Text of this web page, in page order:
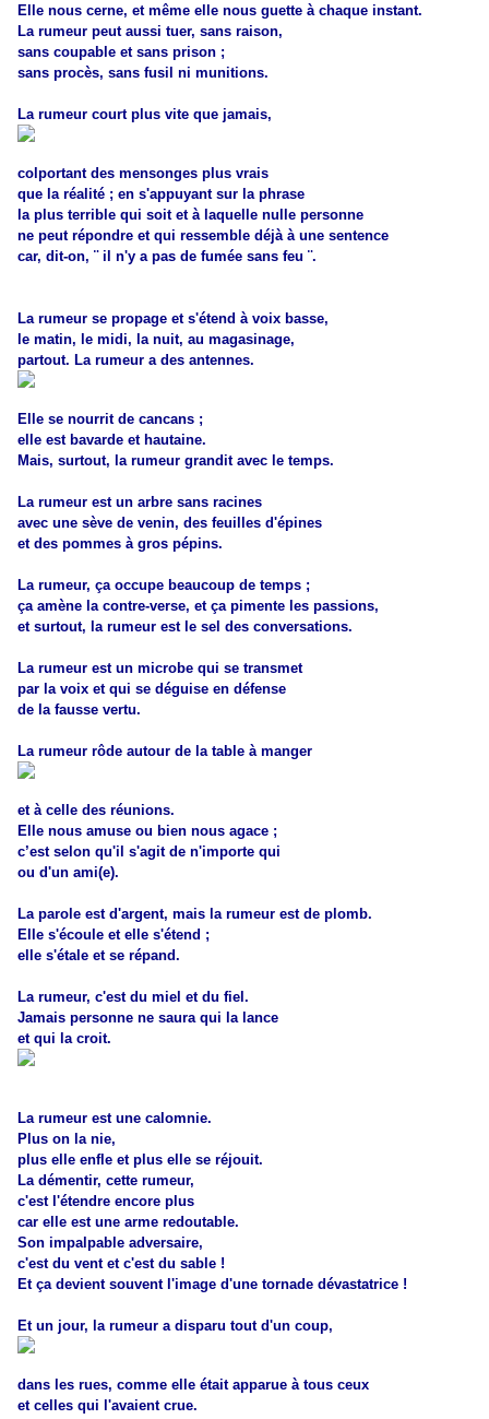
Elle nous cerne, et même elle nous guette à chaque instant.
La rumeur peut aussi tuer, sans raison,
sans coupable et sans prison ;
sans procès, sans fusil ni munitions.
La rumeur court plus vite que jamais,
colportant des mensonges plus vrais
que la réalité ; en s'appuyant sur la phrase
la plus terrible qui soit et à laquelle nulle personne
ne peut répondre et qui ressemble déjà à une sentence
car, dit-on, ¨ il n'y a pas de fumée sans feu ¨.
La rumeur se propage et s'étend à voix basse,
le matin, le midi, la nuit, au magasinage,
partout. La rumeur a des antennes.
Elle se nourrit de cancans ;
elle est bavarde et hautaine.
Mais, surtout, la rumeur grandit avec le temps.
La rumeur est un arbre sans racines
avec une sève de venin, des feuilles d'épines
et des pommes à gros pépins.
La rumeur, ça occupe beaucoup de temps ;
ça amène la contre-verse, et ça pimente les passions,
et surtout, la rumeur est le sel des conversations.
La rumeur est un microbe qui se transmet
par la voix et qui se déguise en défense
de la fausse vertu.
La rumeur rôde autour de la table à manger
et à celle des réunions.
Elle nous amuse ou bien nous agace ;
c’est selon qu'il s'agit de n'importe qui
ou d'un ami(e).
La parole est d'argent, mais la rumeur est de plomb.
Elle s'écoule et elle s'étend ;
elle s'étale et se répand.
La rumeur, c'est du miel et du fiel.
Jamais personne ne saura qui la lance
et qui la croit.
La rumeur est une calomnie.
Plus on la nie,
plus elle enfle et plus elle se réjouit.
La démentir, cette rumeur,
c'est l'étendre encore plus
car elle est une arme redoutable.
Son impalpable adversaire,
c'est du vent et c'est du sable !
Et ça devient souvent l'image d'une tornade dévastatrice !
Et un jour, la rumeur a disparu tout d'un coup,
dans les rues, comme elle était apparue à tous ceux
et celles qui l'avaient crue.